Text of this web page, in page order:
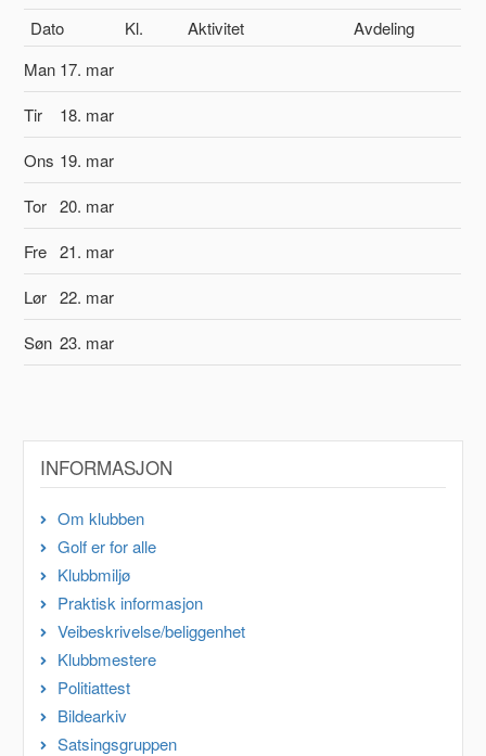
Dato Kl. Aktivitet
Avdeling
Man 17. mar
Tir
18. mar
Ons 19. mar
Tor 20. mar
Fre 21. mar
Lør 22. mar
Søn 23. mar
INFORMASJON
Om klubben
Golf er for alle
Klubbmiljø
Praktisk informasjon
Veibeskrivelse/beliggenhet
Klubbmestere
Politiattest
Bildearkiv
Satsingsgruppen